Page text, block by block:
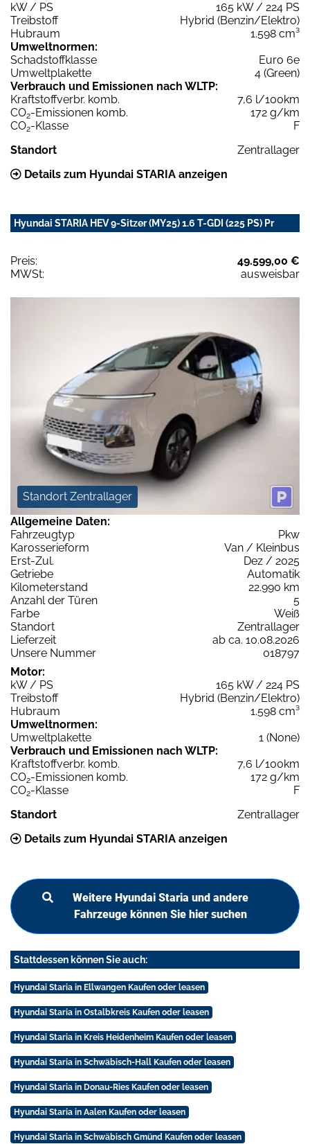
kW / PS
165 kW / 224 PS
Treibstoff
Hybrid (Benzin/Elektro)
Hubraum
1.598 cm³
Umweltnormen:
Schadstoffklasse
Euro 6e
Umweltplakette
4 (Green)
Verbrauch und Emissionen nach WLTP:
Kraftstoffverbr. komb.
7,6 l/100km
CO2-Emissionen komb.
172 g/km
CO2-Klasse
F
Standort
Zentrallager
Details zum Hyundai STARIA anzeigen
Hyundai STARIA HEV 9-Sitzer (MY25) 1.6 T-GDI (225 PS) Pr
Preis:
49.599,00 €
MWSt:
ausweisbar
Standort Zentrallager
Allgemeine Daten:
Fahrzeugtyp
Pkw
Karosserieform
Van / Kleinbus
Erst-Zul.
Dez / 2025
Getriebe
Automatik
Kilometerstand
22.990 km
Anzahl der Türen
5
Farbe
Weiß
Standort
Zentrallager
Lieferzeit
ab ca. 10.08.2026
Unsere Nummer
018797
Motor:
kW / PS
165 kW / 224 PS
Treibstoff
Hybrid (Benzin/Elektro)
Hubraum
1.598 cm³
Umweltnormen:
Umweltplakette
1 (None)
Verbrauch und Emissionen nach WLTP:
Kraftstoffverbr. komb.
7,6 l/100km
CO2-Emissionen komb.
172 g/km
CO2-Klasse
F
Standort
Zentrallager
Details zum Hyundai STARIA anzeigen
Weitere Hyundai Staria und andere
Fahrzeuge können Sie hier suchen
Stattdessen können Sie auch:
Hyundai Staria in Ellwangen Kaufen oder leasen
Hyundai Staria in Ostalbkreis Kaufen oder leasen
Hyundai Staria in Kreis Heidenheim Kaufen oder leasen
Hyundai Staria in Schwäbisch-Hall Kaufen oder leasen
Hyundai Staria in Donau-Ries Kaufen oder leasen
Hyundai Staria in Aalen Kaufen oder leasen
Hyundai Staria in Schwäbisch Gmünd Kaufen oder leasen